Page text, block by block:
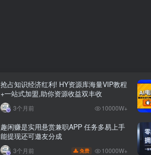
抢占知识经济红利! HY资源库海量VIP教程
+一站式加盟,助你资源收益双丰收
3个月前 10000W+
趣闲赚是实用悬赏兼职APP 任务多易上手
能提现还可邀友分成
3个月前 免费 10000W+